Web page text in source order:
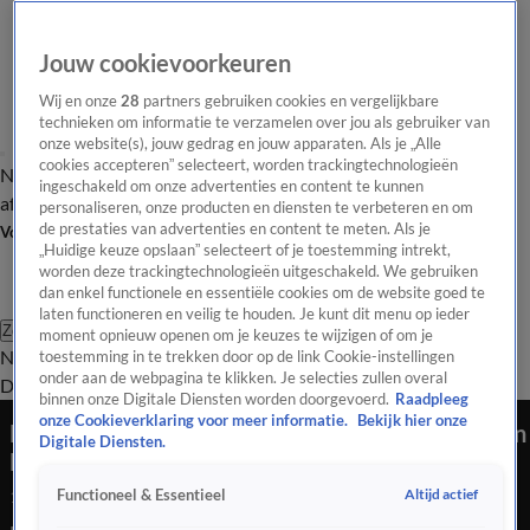
Nieuws van de DagOpinie van de Dag Onze categorieën Laatste
afleveringVideo's Nieuws van de Dag Podcast
Volg Nieuws van de Dag
Zoeken
Nieuws van de DagOpinie van de
Dag
Video'sUitzendingen PodcastPanelContact
Dit moet er gebeuren om verdere polarisatie van
Nederland te voorkomen
1 aug 2025, 19:16
Jouw cookievoorkeuren
Wij en onze28 partners gebruiken cookies en vergelijkbare
technieken om informatie te verzamelen over jou als gebruiker van
onze website(s), jouw gedrag en jouw apparaten. Als je „Alle
cookies accepteren” selecteert, worden trackingtechnologieën
ingeschakeld om onze advertenties en content te kunnen
personaliseren, onze producten en diensten te verbeteren en om
de prestaties van advertenties en content te meten. Als je
„Huidige keuze opslaan” selecteert of je toestemming intrekt,
worden deze trackingtechnologieën uitgeschakeld. We gebruiken
dan enkel functionele en essentiële cookies om de website goed te
laten functioneren en veilig te houden. Je kunt dit menu op ieder
moment opnieuw openen om je keuzes te wijzigen of om je
toestemming in te trekken door op de link Cookie-instellingen
onder aan de webpagina te klikken. Je selecties zullen overal
binnen onze Digitale Diensten worden doorgevoerd. Raadpleeg
onze Cookieverklaring voor meer informatie.
Bekijk hier onze
Digitale Diensten.
Functioneel & Essentieel Altijd actief